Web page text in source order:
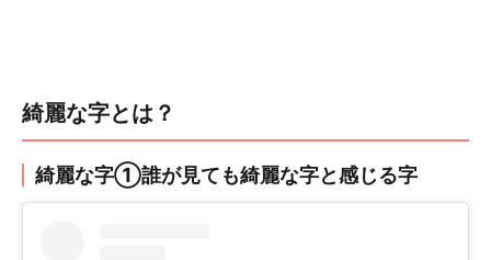
綺麗な字とは？
綺麗な字①誰が見ても綺麗な字と感じる字